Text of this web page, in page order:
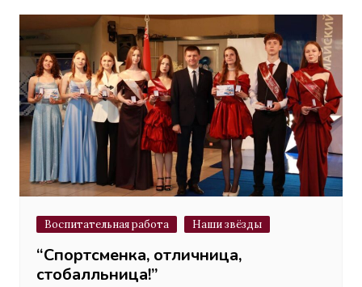
Воспитательная работа Наши звёзды
“Спортсменка, отличница,
стобалльница!”